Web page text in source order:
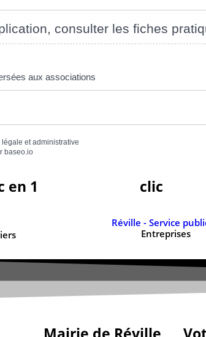
consulter les fiches
aux associations
et administrative
baseo.io
en 1 clic
Entreprises